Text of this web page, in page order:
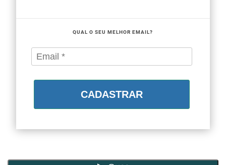
QUAL O SEU MELHOR EMAIL?
CADASTRAR